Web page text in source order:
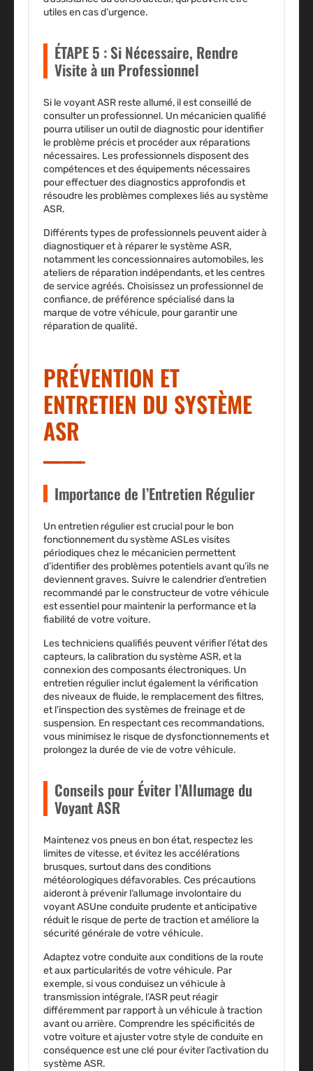
utiles en cas d’urgence.
ÉTAPE 5 : Si Nécessaire, Rendre
Visite à un Professionnel
Si le voyant ASR reste allumé, il est conseillé de
consulter un professionnel. Un mécanicien qualifié
pourra utiliser un outil de diagnostic pour identifier
le problème précis et procéder aux réparations
nécessaires. Les professionnels disposent des
compétences et des équipements nécessaires
pour effectuer des diagnostics approfondis et
résoudre les problèmes complexes liés au système
ASR.
Différents types de professionnels peuvent aider à
diagnostiquer et à réparer le système ASR,
notamment les concessionnaires automobiles, les
ateliers de réparation indépendants, et les centres
de service agréés. Choisissez un professionnel de
confiance, de préférence spécialisé dans la
marque de votre véhicule, pour garantir une
réparation de qualité.
PRÉVENTION ET
ENTRETIEN DU SYSTÈME
ASR
Importance de l’Entretien Régulier
Un entretien régulier est crucial pour le bon
fonctionnement du système ASLes visites
périodiques chez le mécanicien permettent
d’identifier des problèmes potentiels avant qu’ils ne
deviennent graves. Suivre le calendrier d’entretien
recommandé par le constructeur de votre véhicule
est essentiel pour maintenir la performance et la
fiabilité de votre voiture.
Les techniciens qualifiés peuvent vérifier l’état des
capteurs, la calibration du système ASR, et la
connexion des composants électroniques. Un
entretien régulier inclut également la vérification
des niveaux de fluide, le remplacement des filtres,
et l’inspection des systèmes de freinage et de
suspension. En respectant ces recommandations,
vous minimisez le risque de dysfonctionnements et
prolongez la durée de vie de votre véhicule.
Conseils pour Éviter l’Allumage du
Voyant ASR
Maintenez vos pneus en bon état, respectez les
limites de vitesse, et évitez les accélérations
brusques, surtout dans des conditions
météorologiques défavorables. Ces précautions
aideront à prévenir l’allumage involontaire du
voyant ASUne conduite prudente et anticipative
réduit le risque de perte de traction et améliore la
sécurité générale de votre véhicule.
Adaptez votre conduite aux conditions de la route
et aux particularités de votre véhicule. Par
exemple, si vous conduisez un véhicule à
transmission intégrale, l’ASR peut réagir
différemment par rapport à un véhicule à traction
avant ou arrière. Comprendre les spécificités de
votre voiture et ajuster votre style de conduite en
conséquence est une clé pour éviter l’activation du
système ASR.